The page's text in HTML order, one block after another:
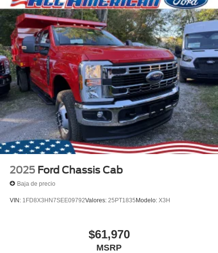
2025 Ford Chassis Cab
Baja de precio
VIN: 1FD8X3HN7SEE09792Valores: 25PT1835 Modelo: X3H
$61,970
MSRP